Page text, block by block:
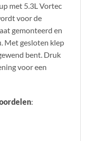
met 5.3L Vortec
voor de
gemonteerd en
Met gesloten klep
bent. Druk
voor een
: